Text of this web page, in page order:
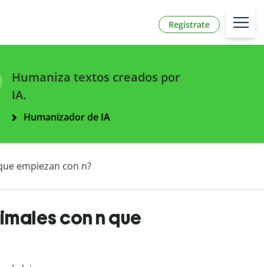
Regístrate
Humaniza textos creados por
IA.
Humanizador de IA
empiezan con n?
con n que